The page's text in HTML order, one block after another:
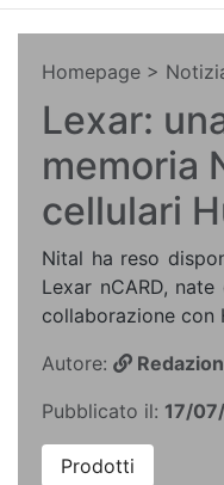
Homepage >
Lexar:
memoria
cellulari
Nital ha reso
Lexar nCARD,
collaborazione con
Autore:
Pubblicato il: 17/
Prodotti